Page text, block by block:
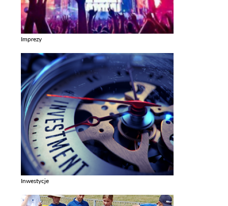
Imprezy
Inwestycje